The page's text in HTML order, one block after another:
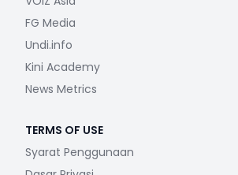
FG Media
Undi.info
Kini Academy
News Metrics
TERMS OF USE
Syarat Penggunaan